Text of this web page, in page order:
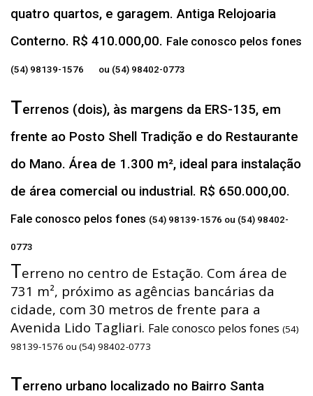
quatro quartos, e garagem. Antiga Relojoaria
Conterno. R$ 410.000,00. Fale conosco pelos fones
(54) 98139-1576 ou (54) 98402-0773
Terrenos (dois), às margens da ERS-135, em
frente ao Posto Shell Tradição e do Restaurante
do Mano. Área de 1.300 m², ideal para instalação
de área comercial ou industrial. R$ 650.000,00.
Fale conosco pelos fones (54) 98139-1576 ou (54) 98402-
0773
Terreno no centro de Estação. Com área de
731 m², próximo as agências bancárias da
cidade, com 30 metros de frente para a
Avenida Lido Tagliari. Fale conosco pelos fones (54)
98139-1576 ou (54) 98402-0773
Terreno urbano localizado no Bairro Santa